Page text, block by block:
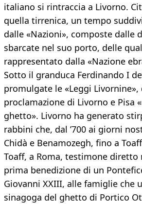
italiano si rintraccia a Livorno.
quella tirrenica, un tempo
dalle «Nazioni», composte dalle
sbarcate nel suo porto, delle
rappresentato dalla «Nazione
Sotto il granduca Ferdinando I
promulgate le «Leggi Livornine»,
proclamazione di Livorno e Pisa
ghetto». Livorno ha generato
rabbini che, dal ’700 ai giorni
Chidà e Benamozegh, fino a
Toaff, a Roma, testimone diretto
prima benedizione di un
Giovanni XXIII, alle famiglie che
sinagoga del ghetto di Portico